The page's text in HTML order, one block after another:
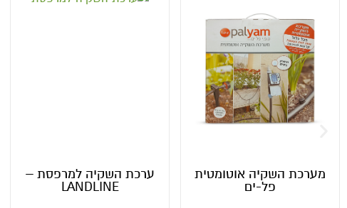
השקיה אוטומטית
ערכת השקיה למרפסת –
LANDLINE